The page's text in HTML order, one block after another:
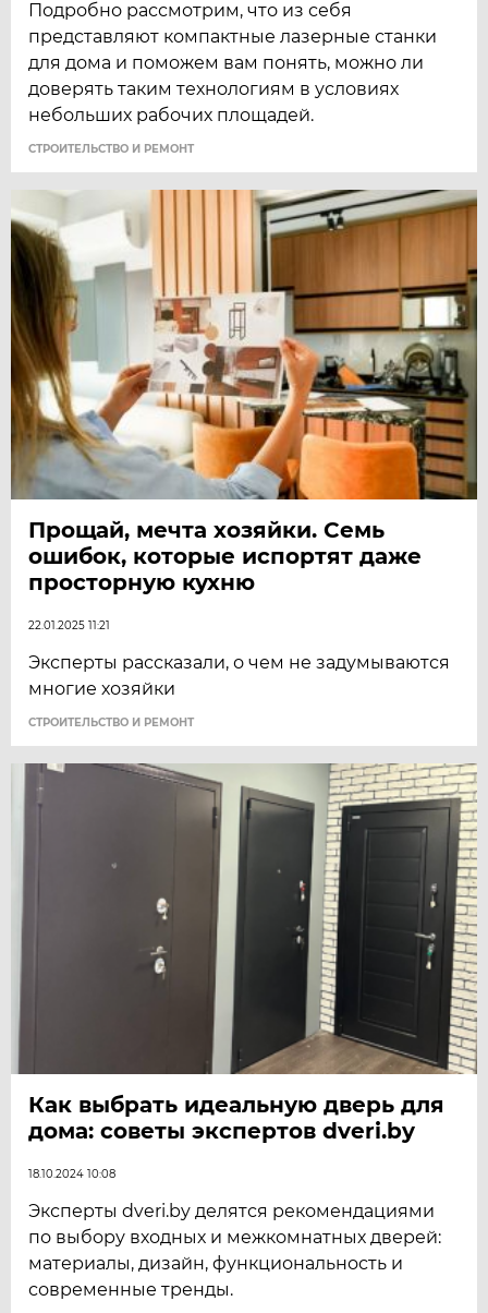
Подробно рассмотрим, что из себя
представляют компактные лазерные станки
для дома и поможем вам понять, можно ли
доверять таким технологиям в условиях
небольших рабочих площадей.
СТРОИТЕЛЬСТВО И РЕМОНТ
Прощай, мечта хозяйки. Семь
ошибок, которые испортят даже
просторную кухню
22.01.2025 11:21
Эксперты рассказали, о чем не задумываются
многие хозяйки
СТРОИТЕЛЬСТВО И РЕМОНТ
Как выбрать идеальную дверь для
дома: советы экспертов dveri.by
18.10.2024 10:08
Эксперты dveri.by делятся рекомендациями
по выбору входных и межкомнатных дверей:
материалы, дизайн, функциональность и
современные тренды.